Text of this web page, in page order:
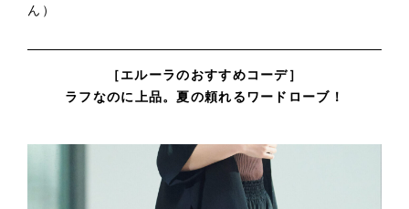
ん）
［エルーラのおすすめコーデ］
ラフなのに上品。夏の頼れるワードローブ！